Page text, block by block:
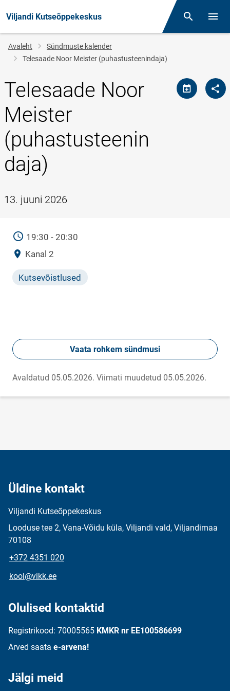
Viljandi Kutseõppekeskus Otsing
Jälglink
Avaleht
Sündmuste kalender
Telesaade Noor Meister (puhastusteenindaja)
Telesaade Noor
Meister
(puhastusteenin
daja)
13. juuni 2026
AEG19:30 - 20:30
Asukoht
Kanal 2
Kutsevõistlused
Vaata rohkem sündmusi
Avaldatud 05.05.2026. Viimati muudetud 05.05.2026.
Üldine kontakt
Viljandi Kutseõppekeskus
Looduse tee 2, Vana-Võidu küla, Viljandi vald, Viljandimaa
70108
+372 4351 020
kool@vikk.ee
Olulised kontaktid
Registrikood: 70005565 KMKR nr EE100586699
Arved saata e-arvena!
Jälgi meid